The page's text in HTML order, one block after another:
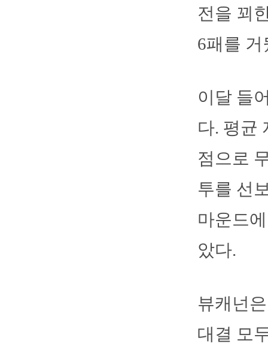
전을 꾀
6패를 거
이달 들
다. 평균
점으로
투를 선
마운드
았다.
뷰캐넌
대결 모